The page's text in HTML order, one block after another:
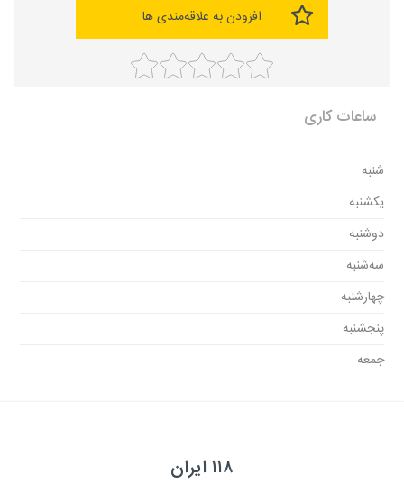
افزودن به علاقه‌مندی ها
ساعات کاری
شنبه
یکشنبه
دوشنبه
سه‌شنبه
چهارشنبه
پنجشنبه
جمعه
۱۱۸ ایران